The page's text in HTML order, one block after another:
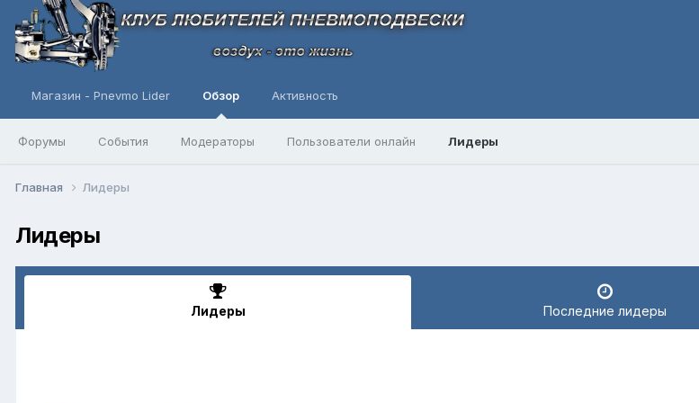
Магазин - Pnevmo Lider Обзор
Форумы События Модераторы Пользователи онлайн Лидеры
Активность
Главная Лидеры
Лидеры
Лидеры Последние лидеры